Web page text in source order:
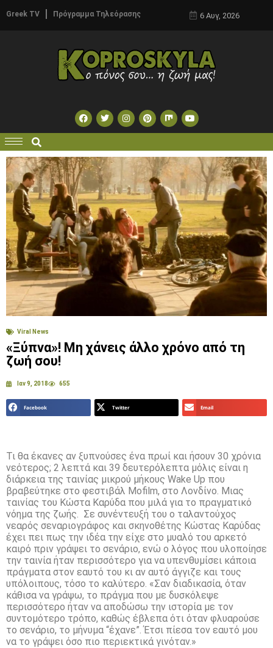
Greek TV Πρόγραμμα Τηλεόρασης 6 Αυγ, 2026
Viral News
«Ξύπνα»! Μη χάνεις άλλο χρόνο από τη
ζωή σου!
Ιαν 9, 2018 655
Facebook Twitter Email
Τι θα έκανες αν ξυπνούσες ένα πρωί και ήσουν 30 χρόνια
νεότερος; 2 λεπτά και 39 δευτερόλεπτα μόλις είναι η
διάρκεια της ταινίας μικρού μήκους Wake Up που
βραβεύτηκε στο φεστιβάλ Mofilm, στο Λονδίνο. Μιας
ταινίας του Κώστα Καρύδα που μιλά για το πραγματικό
νόημα της ζωής. Σε συνέντευξή του ο ταλαντούχος
νεαρός σεναριογράφος και σκηνοθέτης Κώστας Καρύδας
έχει πει πως την ιδέα την είχε στο μυαλό του αρκετό
καιρό πριν γράψει το σενάριο, ενώ ο λόγος που υλοποίησε
την ταινία ήταν περισσότερο για να υπενθυμίσει κάποια
πράγματα στον εαυτό του κι αν αυτό άγγιζε και τους
υπόλοιπους, τόσο το καλύτερο. «Σαν διαδικασία, όταν
κάθισα να γράψω, το πράγμα που με δυσκόλεψε
περισσότερο ήταν να αποδώσω την ιστορία με τον
συντομότερο τρόπο, καθώς έβλεπα ότι όταν φλυαρούσε
το σενάριο, το μήνυμα “έχανε”. Έτσι πίεσα τον εαυτό μου
να το γράψει όσο πιο περιεκτικά γινόταν.»